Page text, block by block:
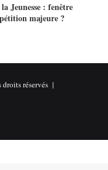
Jeunesse : fenêtre
majeure ?
réservés |